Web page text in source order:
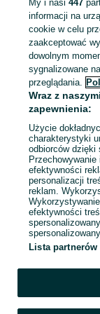
Zaloguj się lub
sprzedającym
Zaloguj się /
My i nasi447
informacji na
cookie w celu
zaakceptować
dowolnym
sygnalizowane
przeglądania.
Wraz z
zapewnienia:
Użycie
charakterystyki
odbiorców dzięki
efektywności
personalizacji
reklam.
efektywności
Lista